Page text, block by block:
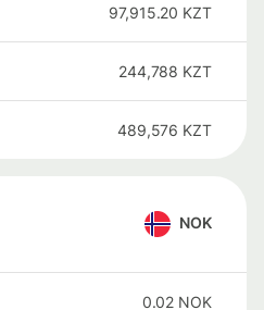
97,915.20 KZT
244,788 KZT
489,576 KZT
NOK
0.02 NOK